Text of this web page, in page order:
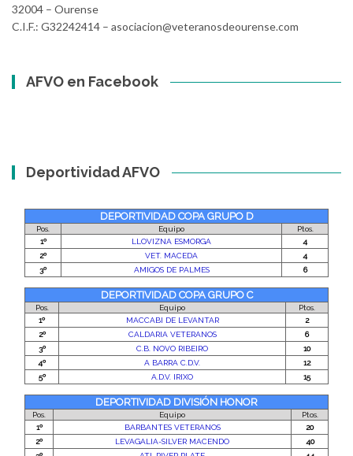
32004 – Ourense
C.I.F.: G32242414 – asociacion@veteranosdeourense.com
AFVO en Facebook
Deportividad AFVO